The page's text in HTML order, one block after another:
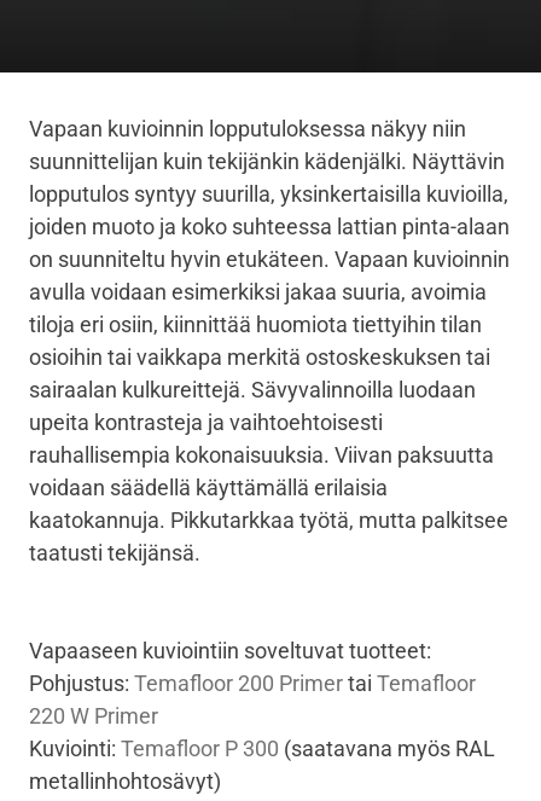
Vapaan kuvioinnin lopputuloksessa näkyy niin
suunnittelijan kuin tekijänkin kädenjälki. Näyttävin
lopputulos syntyy suurilla, yksinkertaisilla kuvioilla,
joiden muoto ja koko suhteessa lattian pinta-alaan
on suunniteltu hyvin etukäteen. Vapaan kuvioinnin
avulla voidaan esimerkiksi jakaa suuria, avoimia
tiloja eri osiin, kiinnittää huomiota tiettyihin tilan
osioihin tai vaikkapa merkitä ostoskeskuksen tai
sairaalan kulkureittejä. Sävyvalinnoilla luodaan
upeita kontrasteja ja vaihtoehtoisesti
rauhallisempia kokonaisuuksia. Viivan paksuutta
voidaan säädellä käyttämällä erilaisia
kaatokannuja. Pikkutarkkaa työtä, mutta palkitsee
taatusti tekijänsä.
Vapaaseen kuviointiin soveltuvat tuotteet:
Pohjustus: Temafloor 200 Primertai Temafloor
220 W Primer
Kuviointi: Temafloor P 300 (saatavana myös RAL
metallinhohtosävyt)